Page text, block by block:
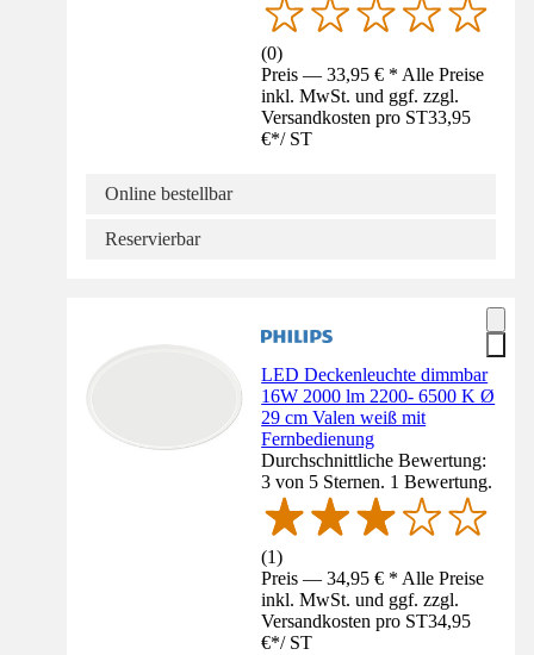
(0)
Preis — 33,95 € * Alle Preise
inkl. MwSt. und ggf. zzgl.
Versandkosten pro ST33,95
€*/ ST
Online bestellbar
Reservierbar
LED Deckenleuchte dimmbar
16W 2000 lm 2200- 6500 K Ø
29 cm Valen weiß mit
Fernbedienung
Durchschnittliche Bewertung:
3 von 5 Sternen. 1 Bewertung.
(1)
Preis — 34,95 € * Alle Preise
inkl. MwSt. und ggf. zzgl.
Versandkosten pro ST34,95
€*/ ST